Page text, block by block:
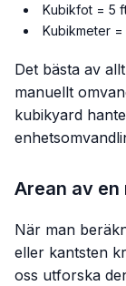
Kubikfot = 5
Kubikmeter =
Det bästa av
manuellt
kubikyard
Arean av
När man
eller kantsten
oss utforska